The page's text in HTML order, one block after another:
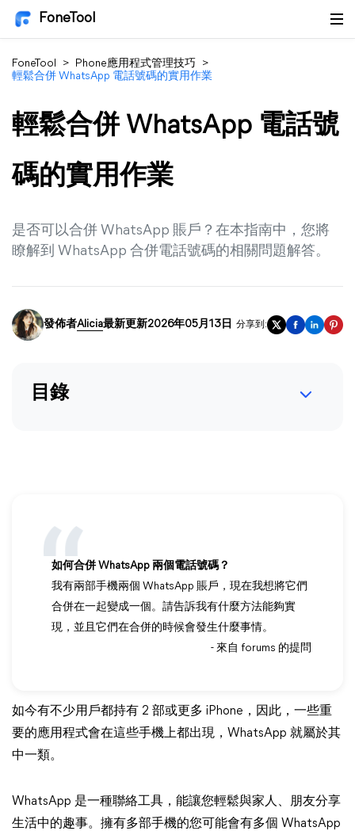
FoneTool
FoneTool > Phone應用程式管理技巧
>
輕鬆合併 WhatsApp 電話號碼的實用作業
輕鬆合併 WhatsApp 電話號
碼的實用作業
是否可以合併 WhatsApp 賬戶？在本指南中，您將
瞭解到 WhatsApp 合併電話號碼的相關問題解答。
發佈者Alicia最新更新2026年05月13日 分享到:
目錄
如何合併 WhatsApp 兩個電話號碼？
我有兩部手機兩個 WhatsApp 賬戶，現在我想將它們
合併在一起變成一個。請告訴我有什麼方法能夠實
現，並且它們在合併的時候會發生什麼事情。
- 來自 forums 的提問
如今有不少用戶都持有 2 部或更多 iPhone，因此，一些重
要的應用程式會在這些手機上都出現，WhatsApp 就屬於其
中一類。
WhatsApp 是一種聯絡工具，能讓您輕鬆與家人、朋友分享
生活中的趣事。擁有多部手機的您可能會有多個 WhatsApp